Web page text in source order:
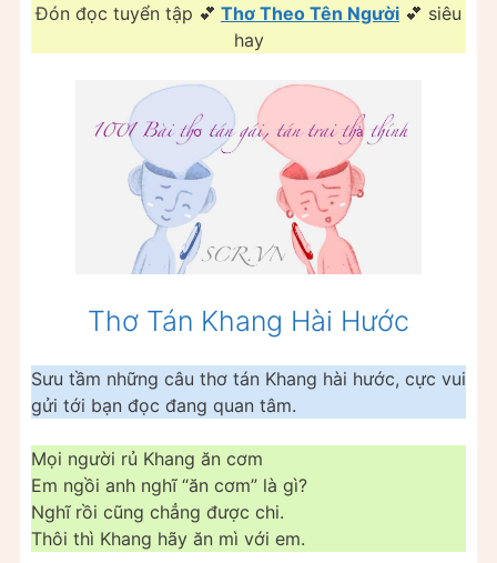
Đón đọc tuyển tập 💕 Thơ Theo Tên Người 💕 siêu
hay
Thơ Tán Khang Hài Hước
Sưu tầm những câu thơ tán Khang hài hước, cực vui
gửi tới bạn đọc đang quan tâm.
Mọi người rủ Khang ăn cơm
Em ngồi anh nghĩ “ăn cơm” là gì?
Nghĩ rồi cũng chẳng được chi.
Thôi thì Khang hãy ăn mì với em.